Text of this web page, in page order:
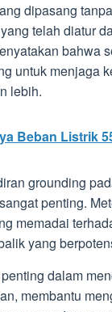
dipasang
telah diatur
bahwa
untuk menjaga
lebih.
Beban Listrik
grounding
penting.
memadai
yang
dalam
membantu